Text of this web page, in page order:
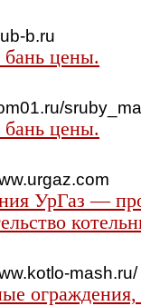
b.ru
цены.
цены.
УрГаз —
mash.ru/